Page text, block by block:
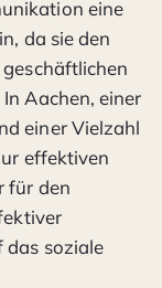
eine
da sie den
Aachen, einer
einer Vielzahl
effektiven
für den
das soziale